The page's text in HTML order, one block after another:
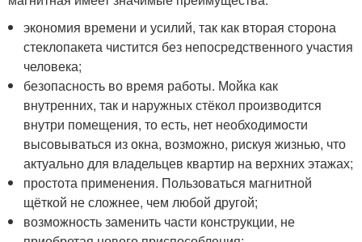
экономия времени и усилий, так как вторая сторона
стеклопакета чистится без непосредственного участия
человека;
безопасность во время работы. Мойка как
внутренних, так и наружных стёкол производится
внутри помещения, то есть, нет необходимости
высовываться из окна, возможно, рискуя жизнью, что
актуально для владельцев квартир на верхних этажах;
простота применения. Пользоваться магнитной
щёткой не сложнее, чем любой другой;
возможность заменить части конструкции, не